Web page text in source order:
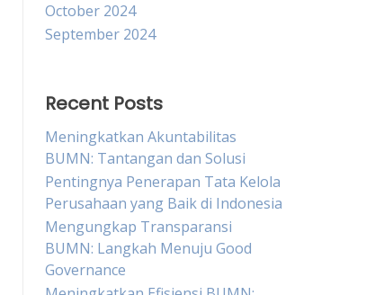
October 2024
September 2024
Recent Posts
Meningkatkan Akuntabilitas
BUMN: Tantangan dan Solusi
Pentingnya Penerapan Tata Kelola
Perusahaan yang Baik di Indonesia
Mengungkap Transparansi
BUMN: Langkah Menuju Good
Governance